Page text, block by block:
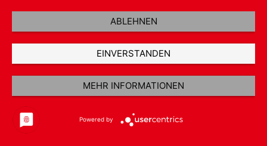
ABLEHNEN
EINVERSTANDEN
MEHR INFORMATIONEN
Powered by